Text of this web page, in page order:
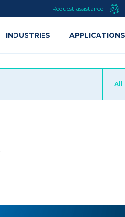
All
Request assistance
INDUSTRIES APPLICATIONS